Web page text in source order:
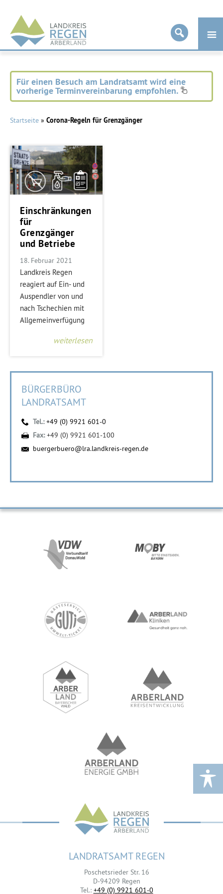
Landkreis
Regen
Für einen Besuch am Landratsamt wird eine
vorherige Terminvereinbarung empfohlen.
Startseite » Corona-Regeln für Grenzgänger
Einschränkungen
für
Grenzgänger
und Betriebe
18. Februar 2021
Landkreis Regen
reagiert auf Ein- und
Auspendler von und
nach Tschechien mit
Allgemeinverfügung
weiterlesen
BÜRGERBÜRO
LANDRATSAMT
Tel.:+49 (0) 9921 601-0
Fax:+49 (0) 9921 601-100
buergerbuero@lra.landkreis-regen.de
LANDRATSAMT REGEN
Poschetsrieder Str. 16
D-94209 Regen
Tel.: +49 (0) 9921 601-0